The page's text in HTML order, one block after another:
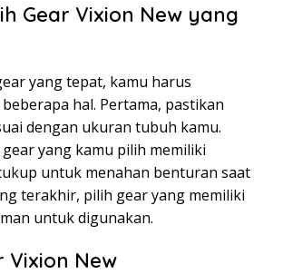
Gear Vixion New yang
yang tepat, kamu harus
hal. Pertama, pastikan
dengan ukuran tubuh kamu.
yang kamu pilih memiliki
untuk menahan benturan saat
terakhir, pilih gear yang memiliki
untuk digunakan.
Vixion New